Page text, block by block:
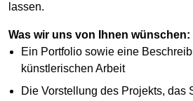
lassen.
Was wir uns von Ihnen wünschen:
Ein Portfolio sowie eine
künstlerischen Arbeit
Die Vorstellung des Projekts, das